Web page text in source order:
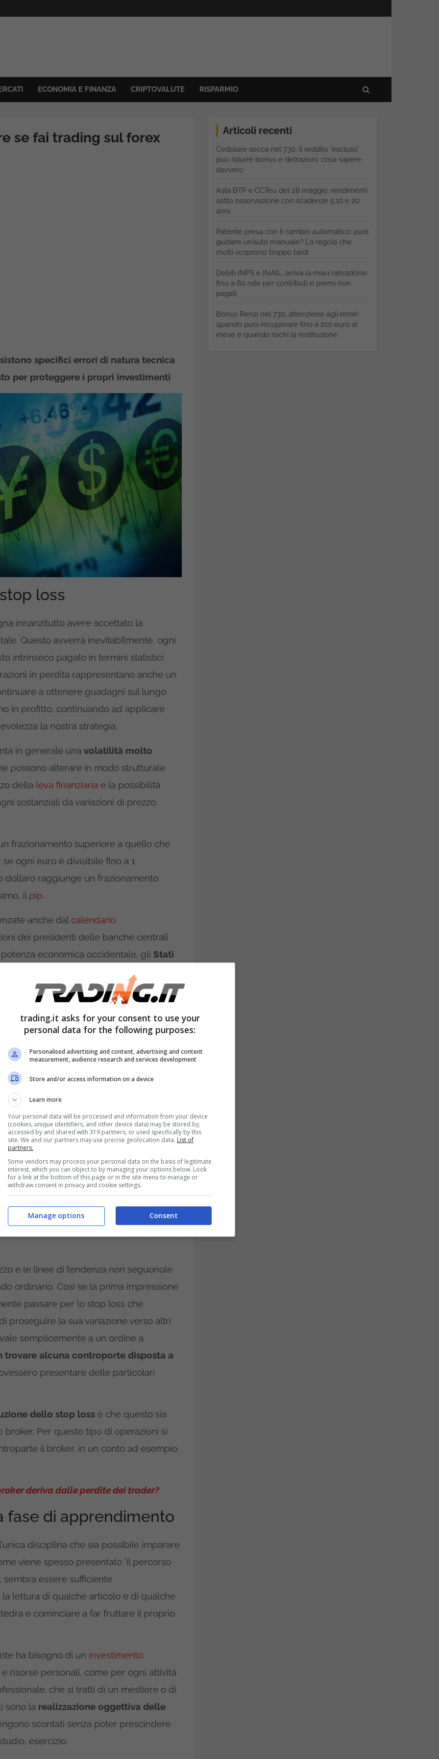
ECONOMIA E FINANZA CRIPTOVALUTE RISPARMIO
se fai trading sul forex
specifici errori di natura tecnica
per proteggere i propri investimenti
loss
innanzitutto avere accettato la
Questo avverrà inevitabilmente, ogni
intrinseco pagato in termini statistici
in perdita rappresentano anche un
a ottenere guadagni sul lungo
in profitto, continuando ad applicare
la nostra strategia.
in generale una volatilità molto
possono alterare in modo strutturale
della leva finanziaria e la possibilità
sostanziali da variazioni di prezzo
frazionamento superiore a quello che
ogni euro è divisibile fino a 1
dollaro raggiunge un frazionamento
il pip.
anche dal calendario
dei presidenti delle banche centrali
economica occidentale, gli Stati
lo stop loss è possibile solamente se le
della leva finanziaria e il nostro
sopportare le escursioni di prezzo che
80 pip fino a estremi di 120 pip.
Non
e le linee di tendenza non seguonole
ordinario. Così se la prima impressione
passare per lo stop loss che
proseguire la sua variazione verso altri
semplicemente a un ordine a
trovare alcuna controporte disposta a
presentare delle particolari
dello stop loss è che questo sia
Per questo tipo di operazioni si
il broker, in un conto ad esempio
deriva dalle perdite dei trader?
fase di apprendimento
disciplina che sia possibile imparare
viene spesso presentato ‘il percorso
sembra essere sufficiente
lettura di qualche articolo e di qualche
e cominciare a far fruttare il proprio
ha bisogno di un investimento
risorse personali, come per ogni attività
che si tratti di un mestiere o di
sono la realizzazione oggettiva delle
scontati senza poter prescindere
esercizio.
Articoli recenti
Cedolare secca nel 730, il reddito ‘escluso’
può ridurre bonus e detrazioni: cosa sapere
davvero
Asta BTP e CCTeu del 28 maggio: rendimenti
sotto osservazione con scadenze 5,10 e 20
anni
Patente presa con il cambio automatico: puoi
guidare un’auto manuale? La regola che
molti scoprono troppo tardi
Debiti INPS e INAIL, arriva la maxi rateazione:
fino a 60 rate per contributi e premi non
pagati
Bonus Renzi nel 730, attenzione agli errori:
quando puoi recuperare fino a 100 euro al
mese e quando rischi la restituzione
trading.it asks for your consent to use your
personal data for the following purposes:
Personalised advertising and content, advertising and content
measurement, audience research and services development
Store and/or access information on a device
Learn more
Your personal data will be processed and information from your device
(cookies, unique identifiers, and other device data) may be stored by,
accessed by and shared with 319 partners, or used specifically by this
site. We and our partners may use precise geolocation data. List of
partners.
Some vendors may process your personal data on the basis of legitimate
interest, which you can object to by managing your options below. Look
for a link at the bottom of this page or in the site menu to manage or
withdraw consent in privacy and cookie settings.
Consent
Manage options